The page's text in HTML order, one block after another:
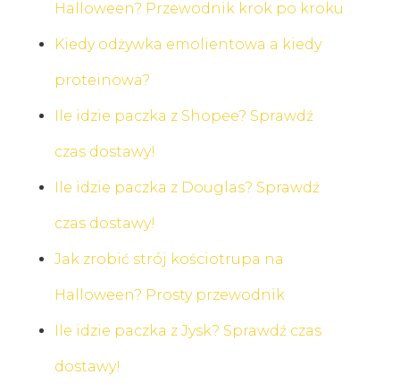
Halloween? Przewodnik krok po kroku
Kiedy odżywka emolientowa a kiedy
proteinowa?
Ile idzie paczka z Shopee? Sprawdź
czas dostawy!
Ile idzie paczka z Douglas? Sprawdź
czas dostawy!
Jak zrobić strój kościotrupa na
Halloween? Prosty przewodnik
Ile idzie paczka z Jysk? Sprawdź czas
dostawy!